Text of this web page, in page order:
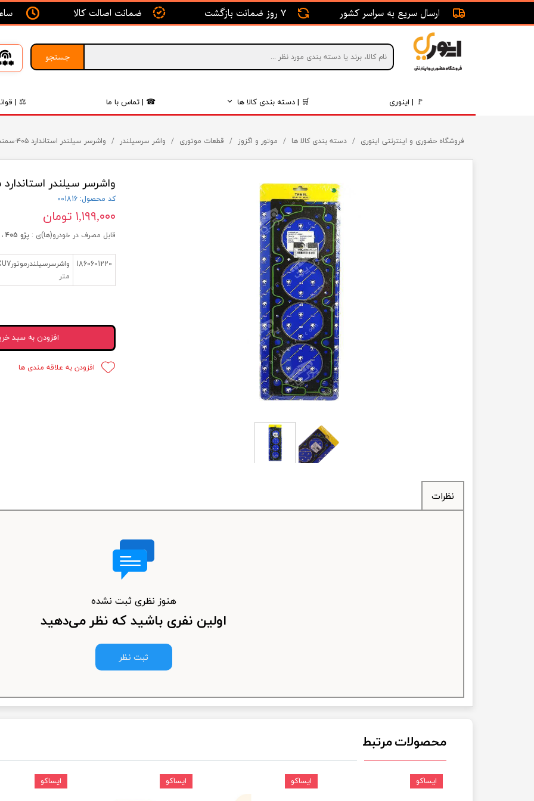
جستجو
🚩 | اینوری 🛒 | دسته بندی کالا ها
موتور و اگزوز
برقی و الکتریکی
رینگ و لاستیک
روغن و فیلتر
قطعات داخلی
انتقال قدرت
فرمان، جلوبندی و ترمز
لوازم جانبی و اسپرت
بلبرینگ ماشین
کاسه نمد ماشین
گردگیر ماشین
لوله های ماشین
لوله ماشین
☎ | تماس با ما ⚖ |
ارسال سریع به سراسر کشور 7 روز ضمانت بازگشت ضمانت اصالت کالا
فروشگاه حضوری و اینترنتی اینوری دسته بندی کالا ها موتور و اگزوز قطعات موتوری واشر سرسیلندر واشرسر سیلندر استاندارد ۴۰۵-سمند-پارس - ISACO - تملTEMEL
واشرسر سیلندر استاندارد ۴۰۵-سمند-پارس - ISACO - تملTEMEL
کد محصول: 001816
۱,۱۹۹,۰۰۰ تومان
قابل مصرف در خودرو(ها)ی : پژو 405 ، دنا ، آریسان ، پژو پارس ، سمند
1860601220
متر
افزودن به سبد
افزودن به علاقه مندی ها
نظرات
هنوز نظری ثبت نشده
اولین نفری باشید که نظر می‌دهید
ثبت نظر
محصولات مرتبط
ایساکو ایساکو ایساکو ایساکو